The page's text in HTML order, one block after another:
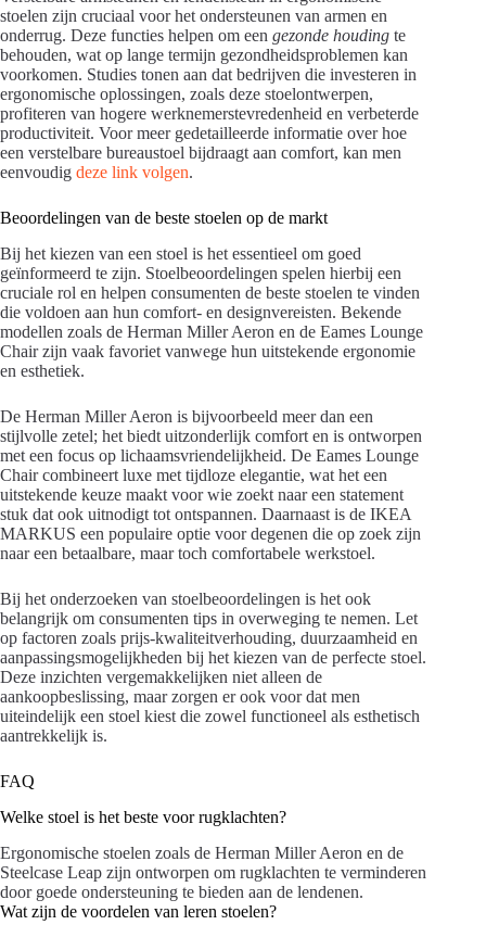
stoelen zijn cruciaal voor het ondersteunen van armen en
onderrug. Deze functies helpen om een gezonde houding te
behouden, wat op lange termijn gezondheidsproblemen kan
voorkomen. Studies tonen aan dat bedrijven die investeren in
ergonomische oplossingen, zoals deze stoelontwerpen,
profiteren van hogere werknemerstevredenheid en verbeterde
productiviteit. Voor meer gedetailleerde informatie over hoe
een verstelbare bureaustoel bijdraagt aan comfort, kan men
eenvoudig deze link volgen.
Beoordelingen van de beste stoelen op de markt
Bij het kiezen van een stoel is het essentieel om goed
geïnformeerd te zijn. Stoelbeoordelingen spelen hierbij een
cruciale rol en helpen consumenten de beste stoelen te vinden
die voldoen aan hun comfort- en designvereisten. Bekende
modellen zoals de Herman Miller Aeron en de Eames Lounge
Chair zijn vaak favoriet vanwege hun uitstekende ergonomie
en esthetiek.
De Herman Miller Aeron is bijvoorbeeld meer dan een
stijlvolle zetel; het biedt uitzonderlijk comfort en is ontworpen
met een focus op lichaamsvriendelijkheid. De Eames Lounge
Chair combineert luxe met tijdloze elegantie, wat het een
uitstekende keuze maakt voor wie zoekt naar een statement
stuk dat ook uitnodigt tot ontspannen. Daarnaast is de IKEA
MARKUS een populaire optie voor degenen die op zoek zijn
naar een betaalbare, maar toch comfortabele werkstoel.
Bij het onderzoeken van stoelbeoordelingen is het ook
belangrijk om consumenten tips in overweging te nemen. Let
op factoren zoals prijs-kwaliteitverhouding, duurzaamheid en
aanpassingsmogelijkheden bij het kiezen van de perfecte stoel.
Deze inzichten vergemakkelijken niet alleen de
aankoopbeslissing, maar zorgen er ook voor dat men
uiteindelijk een stoel kiest die zowel functioneel als esthetisch
aantrekkelijk is.
FAQ
Welke stoel is het beste voor rugklachten?
Ergonomische stoelen zoals de Herman Miller Aeron en de
Steelcase Leap zijn ontworpen om rugklachten te verminderen
door goede ondersteuning te bieden aan de lendenen.
Wat zijn de voordelen van leren stoelen?